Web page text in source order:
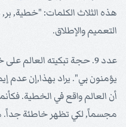
هذه الثلاث الكلمات: "خطية,
التعميم والإطلاق.
عدد 9. حجة تبكيته العالم
يؤمنون بي". يراد بهذا,إن عدم
أن العالم واقع في الخطية.
مجسماً, لكي تظهر خاطئة جداً.